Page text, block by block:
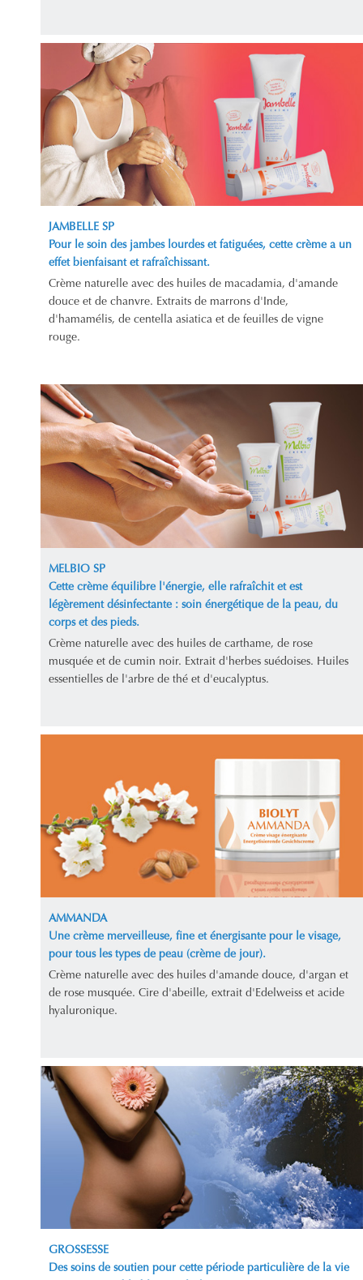
JAMBELLE SP
Pour le soin des jambes lourdes et fatiguées, cette crème a un
effet bienfaisant et rafraîchissant.
Crème naturelle avec des huiles de macadamia, d'amande
douce et de chanvre. Extraits de marrons d'Inde,
d'hamamélis, de centella asiatica et de feuilles de vigne
rouge.
MELBIO SP
Cette crème équilibre l'énergie, elle rafraîchit et est
légèrement désinfectante : soin énergétique de la peau, du
corps et des pieds.
Crème naturelle avec des huiles de carthame, de rose
musquée et de cumin noir. Extrait d'herbes suédoises. Huiles
essentielles de l'arbre de thé et d'eucalyptus.
AMMANDA
Une crème merveilleuse, fine et énergisante pour le visage,
pour tous les types de peau (crème de jour).
Crème naturelle avec des huiles d'amande douce, d'argan et
de rose musquée. Cire d'abeille, extrait d'Edelweiss et acide
hyaluronique.
GROSSESSE
Des soins de soutien pour cette période particulière de la vie